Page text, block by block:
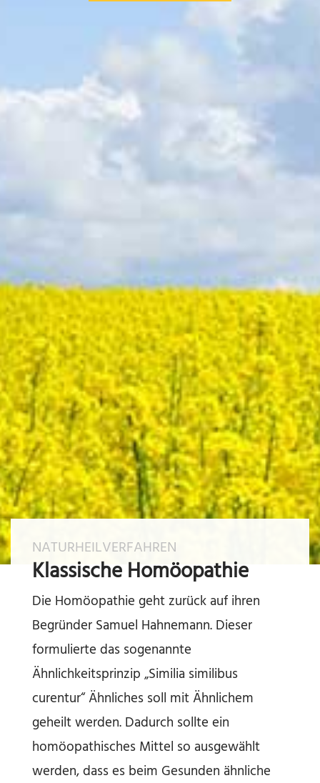
NATURHEILVERFAHREN
Klassische Homöopathie
Die Homöopathie geht zurück auf ihren
Begründer Samuel Hahnemann. Dieser
formulierte das sogenannte
Ähnlichkeitsprinzip „Similia similibus
curentur“ Ähnliches soll mit Ähnlichem
geheilt werden. Dadurch sollte ein
homöopathisches Mittel so ausgewählt
werden, dass es beim Gesunden ähnliche